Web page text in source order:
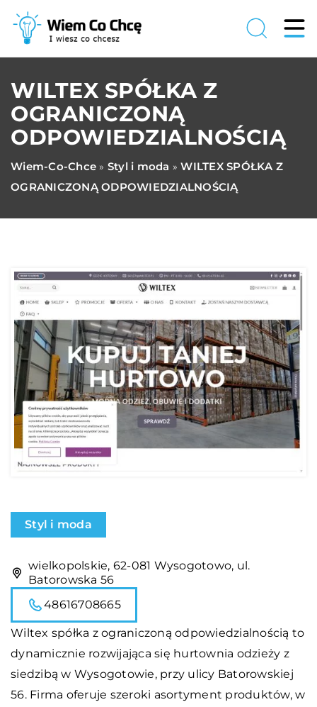
WILTEX SPÓŁKA Z
OGRANICZONĄ
ODPOWIEDZIALNOŚCIĄ
Wiem-Co-Chce » Styl i moda »WILTEX SPÓŁKA Z
OGRANICZONĄ ODPOWIEDZIALNOŚCIĄ
Styl i moda
wielkopolskie, 62-081 Wysogotowo, ul.
Batorowska 56
48616708665
Wiltex spółka z ograniczoną odpowiedzialnością to
dynamicznie rozwijająca się hurtownia odzieży z
siedzibą w Wysogotowie, przy ulicy Batorowskiej
56. Firma oferuje szeroki asortyment produktów, w